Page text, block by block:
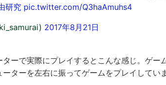
研究 pic.twitter.com/Q3haAmuhs4
2017年8月21日
ーで実際にプレイするとこんな感じ。ゲー
ターを左右に振ってゲームをプレイしていま